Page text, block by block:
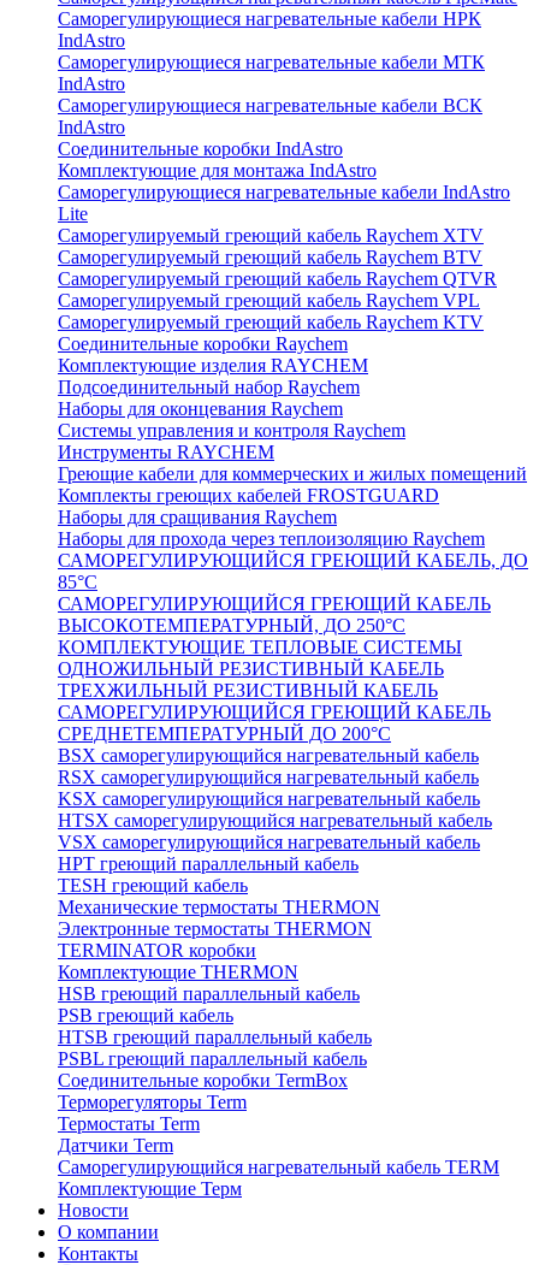
Саморегулирующиеся нагревательные кабели НРК
IndAstro
Саморегулирующиеся нагревательные кабели МТК
IndAstro
Саморегулирующиеся нагревательные кабели ВСК
IndAstro
Соединительные коробки IndAstro
Комплектующие для монтажа IndAstro
Саморегулирующиеся нагревательные кабели IndAstro
Lite
Саморегулируемый греющий кабель Raychem XTV
Саморегулируемый греющий кабель Raychem BTV
Саморегулируемый греющий кабель Raychem QTVR
Саморегулируемый греющий кабель Raychem VPL
Саморегулируемый греющий кабель Raychem KTV
Соединительные коробки Raychem
Комплектующие изделия RAYCHEM
Подсоединительный набор Raychem
Наборы для оконцевания Raychem
Системы управления и контроля Raychem
Инструменты RAYCHEM
Греющие кабели для коммерческих и жилых помещений
Комплекты греющих кабелей FROSTGUARD
Наборы для сращивания Raychem
Наборы для прохода через теплоизоляцию Raychem
САМОРЕГУЛИРУЮЩИЙСЯ ГРЕЮЩИЙ КАБЕЛЬ, ДО
85°С
САМОРЕГУЛИРУЮЩИЙСЯ ГРЕЮЩИЙ КАБЕЛЬ
ВЫСОКОТЕМПЕРАТУРНЫЙ, ДО 250°С
КОМПЛЕКТУЮЩИЕ ТЕПЛОВЫЕ СИСТЕМЫ
ОДНОЖИЛЬНЫЙ РЕЗИСТИВНЫЙ КАБЕЛЬ
ТРЕХЖИЛЬНЫЙ РЕЗИСТИВНЫЙ КАБЕЛЬ
САМОРЕГУЛИРУЮЩИЙСЯ ГРЕЮЩИЙ КАБЕЛЬ
СРЕДНЕТЕМПЕРАТУРНЫЙ ДО 200°С
BSX саморегулирующийся нагревательный кабель
RSX саморегулирующийся нагревательный кабель
KSX саморегулирующийся нагревательный кабель
HTSX саморегулирующийся нагревательный кабель
VSX саморегулирующийся нагревательный кабель
НРТ греющий параллельный кабель
TESH греющий кабель
Механические термостаты THERMON
Электронные термостаты THERMON
TERMINATOR коробки
Комплектующие THERMON
HSB греющий параллельный кабель
PSB греющий кабель
HTSB греющий параллельный кабель
PSBL греющий параллельный кабель
Соединительные коробки TermBox
Терморегуляторы Term
Термостаты Term
Датчики Term
Саморегулирующийся нагревательный кабель TERM
Комплектующие Терм
Новости
О компании
Контакты